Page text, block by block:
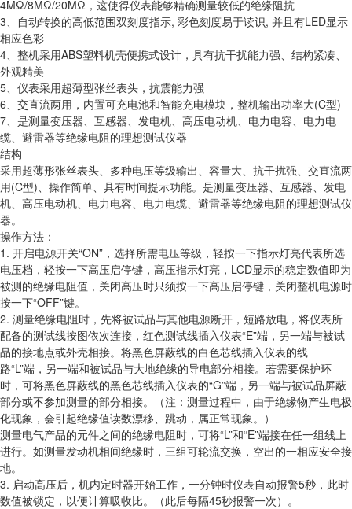
4MΩ/8MΩ/20MΩ，这使得仪表能够精确测量较低的绝缘阻抗
3、自动转换的高低范围双刻度指示, 彩色刻度易于读识, 并且有LED显示
相应色彩
4、整机采用ABS塑料机壳便携式设计，具有抗干扰能力强、结构紧凑、
外观精美
5、仪表采用超薄型张丝表头，抗震能力强
6、交直流两用，内置可充电池和智能充电模块，整机输出功率大(C型)
7、是测量变压器、互感器、发电机、高压电动机、电力电容、电力电
缆、避雷器等绝缘电阻的理想测试仪器
结构
采用超薄形张丝表头、多种电压等级输出、容量大、抗干扰强、交直流两
用(C型)、操作简单、具有时间提示功能。是测量变压器、互感器、发电
机、高压电动机、电力电容、电力电缆、避雷器等绝缘电阻的理想测试仪
器。
操作方法：
1. 开启电源开关“ON”，选择所需电压等级，轻按一下指示灯亮代表所选
电压档，轻按一下高压启停键，高压指示灯亮，LCD显示的稳定数值即为
被测的绝缘电阻值，关闭高压时只须按一下高压启停键，关闭整机电源时
按一下“OFF”键。
2. 测量绝缘电阻时，先将被试品与其他电源断开，短路放电，将仪表所
配备的测试线按图依次连接，红色测试线插入仪表“E”端，另一端与被试
品的接地点或外壳相接。将黑色屏蔽线的白色芯线插入仪表的线
路“L”端，另一端和被试品与大地绝缘的导电部分相接。若需要保护环
时，可将黑色屏蔽线的黑色芯线插入仪表的“G”端，另一端与被试品屏蔽
部分或不参加测量的部分相接。（注：测量过程中，由于绝缘物产生电极
化现象，会引起绝缘值读数漂移、跳动，属正常现象。）
测量电气产品的元件之间的绝缘电阻时，可将“L”和“E”端接在任一组线上
进行。如测量发动机相间绝缘时，三组可轮流交换，空出的一相应安全接
地。
3. 启动高压后，机内定时器开始工作，一分钟时仪表自动报警5秒，此时
数值被锁定，以便计算吸收比。（此后每隔45秒报警一次）。